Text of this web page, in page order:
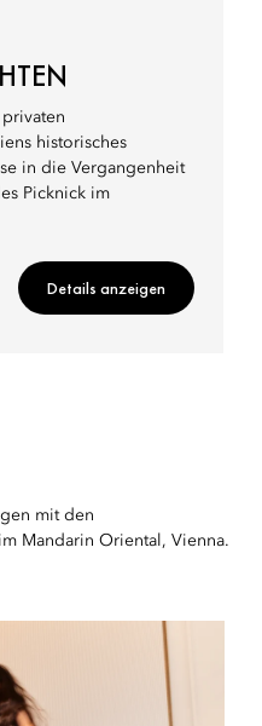
historisches
in die Vergangenheit
Picknick im
Details anzeigen
mit den
Mandarin Oriental, Vienna.